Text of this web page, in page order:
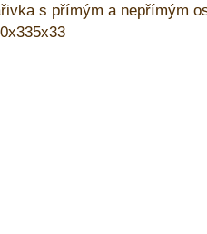
s přímým a nepřímým